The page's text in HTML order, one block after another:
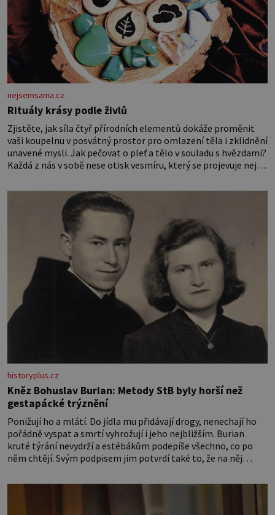
nejsemsama.cz
Rituály krásy podle živlů
Zjistěte, jak síla čtyř přírodních elementů dokáže proměnit
vaši koupelnu v posvátný prostor pro omlazení těla i zklidnění
unavené mysli. Jak pečovat o pleť a tělo v souladu s hvězdami?
Každá z nás v sobě nese otisk vesmíru, který se projevuje nejen
Ženy narozené ve znamení Berana, Lva a Střelce v sobě nesou
žár, odvahu a neutuchající elán. Vaše
historyplus.cz
Kněz Bohuslav Burian: Metody StB byly horší než
gestapácké trýznění
Ponižují ho a mlátí. Do jídla mu přidávají drogy, nenechají ho
pořádně vyspat a smrtí vyhrožují i jeho nejbližším. Burian
kruté týrání nevydrží a estébákům podepíše všechno, co po
něm chtějí. Svým podpisem jim potvrdí také to, že na něj
Syn brněnského řezníka chce být knězem a